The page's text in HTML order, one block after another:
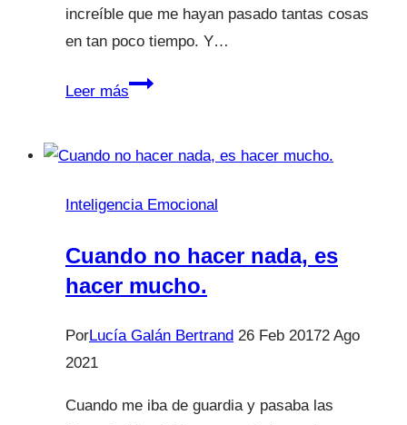
increíble que me hayan pasado tantas cosas
en tan poco tiempo. Y…
Leer másGracias,
ti,
Inteligencia Emocional
Cuando no hacer nada, es
hacer mucho.
PorLucía Galán Bertrand 26 Feb 20172 Ago
2021
Cuando me iba de guardia y pasaba las